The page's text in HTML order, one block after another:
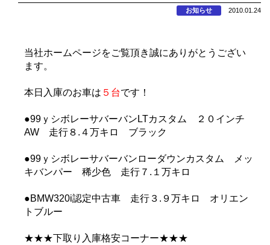
お知らせ 2010.01.24
当社ホームページをご覧頂き誠にありがとうござい
ます。
本日入庫のお車は ５台です！
●99ｙシボレーサバーバンLTカスタム ２０インチ
AW 走行８.４万キロ ブラック
●99ｙシボレーサバーバンローダウンカスタム メッ
キバンパー 稀少色 走行７.１万キロ
●BMW320i認定中古車 走行３.９万キロ オリエン
トブルー
★★★下取り入庫格安コーナー★★★